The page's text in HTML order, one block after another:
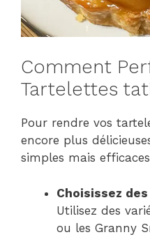
Comment
Tartelettes
Pour rendre vos
encore plus
simples mais
Choisissez
Utilisez des
ou les Granny